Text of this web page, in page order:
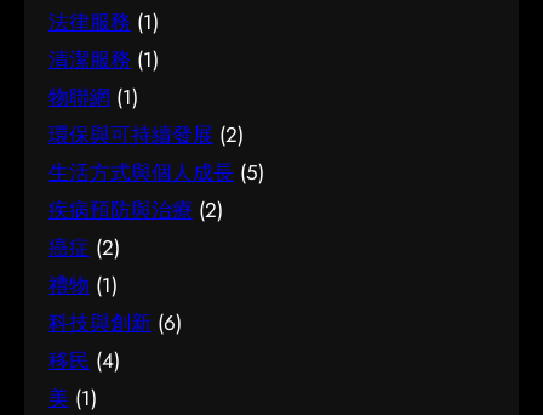
法律服務 (1)
清潔服務 (1)
物聯網 (1)
環保與可持續發展 (2)
生活方式與個人成長 (5)
疾病預防與治療 (2)
癌症 (2)
禮物 (1)
科技與創新 (6)
移民 (4)
美 (1)